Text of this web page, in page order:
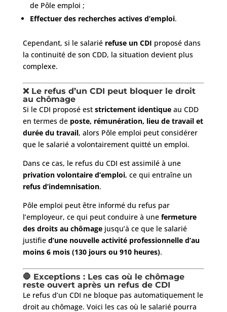
de Pôle emploi ;
Effectuer des recherches actives d’emploi.
Cependant, si le salarié refuse un CDI proposé dans
la continuité de son CDD, la situation devient plus
complexe.
❌ Le refus d’un CDI peut bloquer le droit
au chômage
Si le CDI proposé est strictement identiqueau CDD
en termes de poste, rémunération, lieu de travail et
durée du travail, alors Pôle emploi peut considérer
que le salarié a volontairement quitté un emploi.
Dans ce cas, le refus du CDI est assimilé à une
privation volontaire d’emploi, ce qui entraîne un
refus d’indemnisation.
Pôle emploi peut être informé du refus par
l’employeur, ce qui peut conduire à une fermeture
des droits au chômagejusqu’à ce que le salarié
justifie d’une nouvelle activité professionnelle d’au
moins 6 mois (130 jours ou 910 heures).
🛑 Exceptions : Les cas où le chômage
reste ouvert après un refus de CDI
Le refus d’un CDI ne bloque pas automatiquement le
droit au chômage. Voici les cas où le salarié pourra